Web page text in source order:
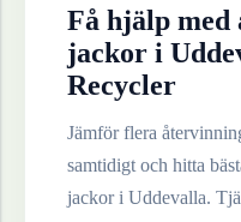
Få hjälp med
jackor i
Recycler
Jämför flera
samtidigt och hitta
jackori Uddevalla.